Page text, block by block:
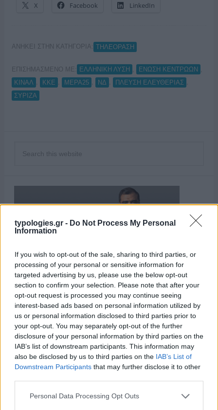
typologies.gr - Do Not Process My Personal
Information
If you wish to opt-out of the sale, sharing to third parties, or
processing of your personal or sensitive information for
targeted advertising by us, please use the below opt-out
section to confirm your selection. Please note that after your
opt-out request is processed you may continue seeing
interest-based ads based on personal information utilized by
us or personal information disclosed to third parties prior to
your opt-out. You may separately opt-out of the further
disclosure of your personal information by third parties on the
IAB’s list of downstream participants. This information may
also be disclosed by us to third parties on the IAB’s List of
Downstream Participants that may further disclose it to other
Please note that this website/app uses one or more Google
Personal Data Processing Opt Outs
X Facebook LinkedIn
ΑΝΗΚΕΙ ΣΤΗΝ ΚΑΤΗΓΟΡΙΑ: ΤΗΛΕΟΡΑΣΗ
ΕΠΙΣΗΜΑΣΜΕΝΟ ΜΕ: ΕΛΛΗΝΙΚΗ ΛΥΣΗ ΕΝΩΣΗ ΚΕΝΤΡΩΩΝ
ΚΙΝΑΛ
ΚΚΕ ΜΕΡΑ25 ΝΔ ΠΛΕΥΣΗ ΕΛΕΥΘΕΡΙΑΣ
ΣΥΡΙΖΑ
ΑΙΧΜΕΣ
ΑΙΧΜΕΣ: Και άλλες αποχωρήσεις και
Το Καλοκαίρι αυτό στα ΜΜΕ θυμίζει αίθουσα αφίξεων και